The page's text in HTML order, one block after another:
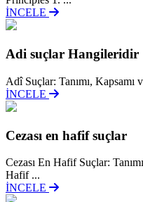
İNCELE
Adi suçlar Hangileridir
Adî Suçlar: Tanımı,
İNCELE
Cezası en hafif suçlar
Cezası En Hafif Suçlar:
Hafif ...
İNCELE